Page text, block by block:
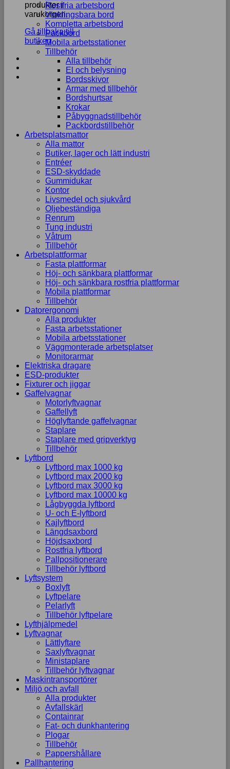
produkter i
varukorgen.
Gå tillbaka till
butiken
Rostfria arbetsbord
Vinklingsbara bord
Kompletta arbetsbord
Packbord
Mobila arbetsstationer
Tillbehör
Alla tillbehör
El och belysning
Bordsskivor
Armar med tillbehör
Bordshurtsar
Krokar
Påbyggnadstillbehör
Packbordstillbehör
Arbetsplatsmattor
Alla mattor
Butiker, lager och lätt industri
Entréer
ESD-skyddade
Gummidukar
Kontor
Livsmedel och sjukvård
Oljebeständiga
Renrum
Tung industri
Våtrum
Tillbehör
Arbetsplattformar
Fasta plattformar
Höj- och sänkbara plattformar
Höj- och sänkbara rostfria plattformar
Mobila plattformar
Tillbehör
Datorergonomi
Alla produkter
Fasta arbetsstationer
Mobila arbetsstationer
Väggmonterade arbetsplatser
Monitorarmar
Elektriska dragare
ESD-produkter
Fixturer och jiggar
Gaffelvagnar
Motorlyftvagnar
Gaffellyft
Höglyftande gaffelvagnar
Staplare
Staplare med gripverktyg
Tillbehör
Lyftbord
Lyftbord max 1000 kg
Lyftbord max 2000 kg
Lyftbord max 3000 kg
Lyftbord max 10000 kg
Lågbyggda lyftbord
U- och E-lyftbord
Kajlyftbord
Längdsaxbord
Höjdsaxbord
Rostfria lyftbord
Pallpositionerare
Tillbehör lyftbord
Lyftsystem
Boxlyft
Lyftpelare
Pelarlyft
Tillbehör lyftpelare
Lyfthjälpmedel
Lyftvagnar
Lättlyftare
Saxlyftvagnar
Ministaplare
Tillbehör lyftvagnar
Maskintransportörer
Miljö och avfall
Alla produkter
Avfallskärl
Containrar
Fat- och dunkhantering
Plogar
Tillbehör
Pappershållare
Pallhantering